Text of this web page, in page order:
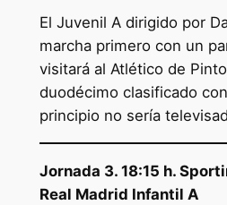
El Juvenil A dirigido por
marcha primero con un
visitará al Atlético de
duodécimo clasificado
principio no sería
Jornada 3. 18:15 h.
Real Madrid Infantil A